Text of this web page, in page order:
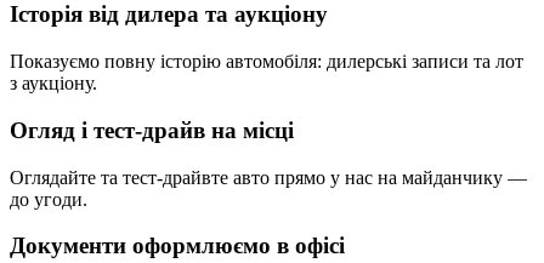
Історія від дилера та аукціону
Показуємо повну історію автомобіля: дилерські записи та лот
з аукціону.
Огляд і тест-драйв на місці
Оглядайте та тест-драйвте авто прямо у нас на майданчику —
до угоди.
Документи оформлюємо в офісі